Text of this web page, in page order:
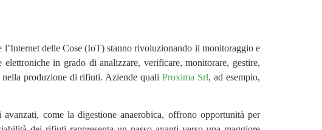
delle Cose (IoT) stanno rivoluzionando il monitoraggio e
in grado di analizzare, verificare, monitorare, gestire,
nella produzione di rifiuti. Aziende qualiProxima Srl, ad esempio,
come la digestione anaerobica, offrono opportunità per